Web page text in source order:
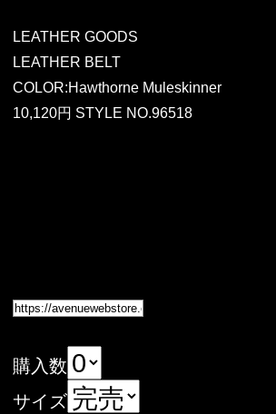
LEATHER GOODS
LEATHER BELT
COLOR:Hawthorne Muleskinner
10,120円 STYLE NO.96518
購入数
サイズ